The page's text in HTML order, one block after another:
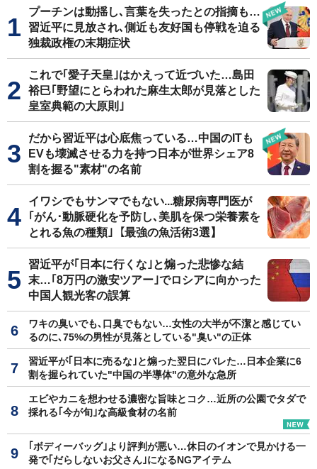
プーチンは動揺し､言葉を失ったとの指摘も…
習近平に見放され､側近も友好国も停戦を迫る
独裁政権の末期症状
これで｢愛子天皇｣はかえって近づいた…島田
裕巳｢野望にとらわれた麻生太郎が見落とした
皇室典範の大原則｣
だから習近平は心底焦っている…中国のITも
EVも壊滅させる力を持つ日本が世界シェア8
割を握る"素材"の名前
イワシでもサンマでもない...糖尿病専門医が
｢がん･動脈硬化を予防し､美肌を保つ栄養素を
とれる魚の種類｣【最強の魚活術3選】
習近平が｢日本に行くな｣と煽った悲惨な結
末…｢8万円の激安ツアー｣でロシアに向かった
中国人観光客の誤算
ワキの臭いでも､口臭でもない…女性の大半が不潔と感じてい
るのに､75%の男性が見落としている"臭い"の正体
習近平が｢日本に売るな｣と煽った翌日にバレた…日本企業に6
割を握られていた"中国の半導体"の意外な急所
エビやカニを想わせる濃密な旨味とコク…近所の公園でタダで
採れる｢今が旬｣な高級食材の名前
｢ボディーバッグ｣より評判が悪い…休日のイオンで見かける一
発で｢だらしないお父さん｣になるNGアイテム